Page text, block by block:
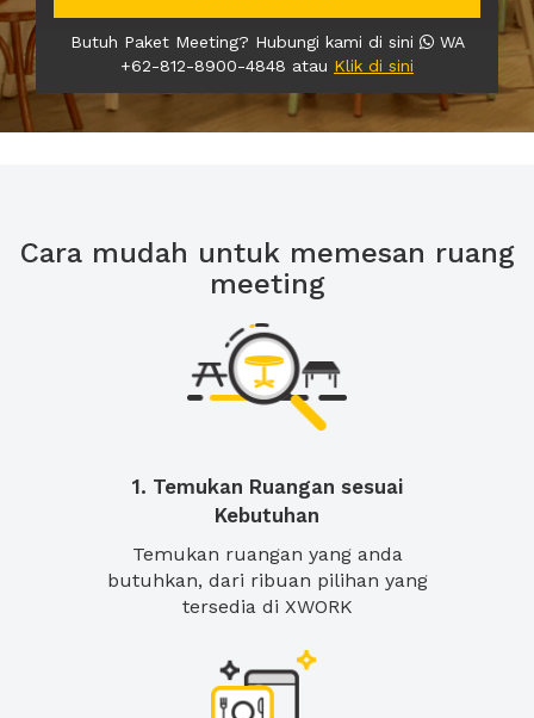
Butuh Paket Meeting? Hubungi kami di sini
WA
+62-812-8900-4848 atau Klik di sini
Cara mudah untuk memesan ruang
meeting
1. Temukan Ruangan sesuai
Kebutuhan
Temukan ruangan yang anda
butuhkan, dari ribuan pilihan yang
tersedia di XWORK